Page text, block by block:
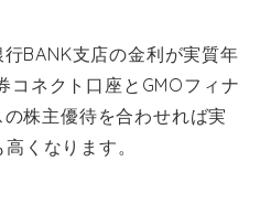
BANK支店の金利が実質年
コネクト口座とGMOフィナ
株主優待を合わせれば実
くなります。